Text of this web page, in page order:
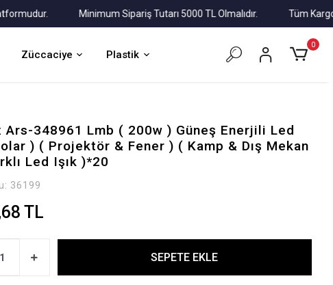
Minimum Sipariş Tutarı 5000 TL Olmalıdır. Tüm Kargolar
Züccaciye Plastik
0
Ars-348961 Lmb ( 200w ) Güneş Enerjili Led
) ( Projektör & Fener ) ( Kamp & Dış Mekan
Led Işık )*20
36199
TL
SEPETE EKLE